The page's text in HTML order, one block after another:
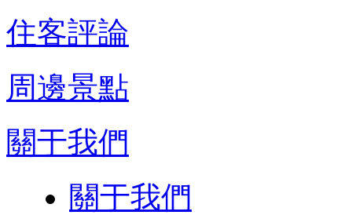
住客評論
周邊景點
關于我們
關于我們